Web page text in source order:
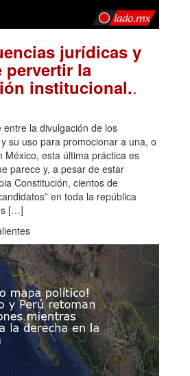
jurídicas y
pervertir la
institucional..
la divulgación de los
su uso para promocionar a una, o
México, esta última práctica es
parece y, a pesar de estar
Constitución, cientos de
en toda la república
[…]